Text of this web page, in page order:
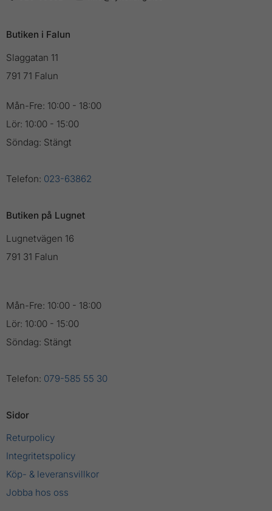
Butiken i Falun
Slaggatan 11
791 71 Falun
Mån-Fre: 10:00 - 18:00
Lör: 10:00 - 15:00
Söndag: Stängt
Telefon: 023-63862
Butiken på Lugnet
Lugnetvägen 16
791 31 Falun
Mån-Fre: 10:00 - 18:00
Lör: 10:00 - 15:00
Söndag: Stängt
Telefon: 079-585 55 30
Sidor
Returpolicy
Integritetspolicy
Köp- & leveransvillkor
Jobba hos oss